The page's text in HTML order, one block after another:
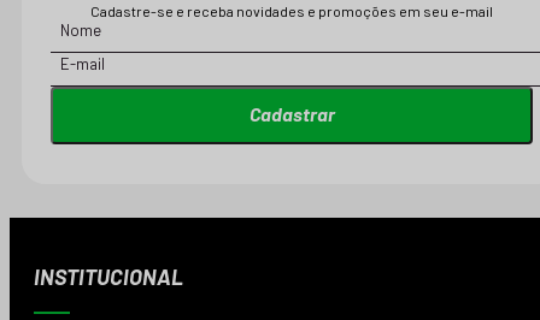
Cadastre-se e receba novidades e promoções em seu e-mail
Cadastrar
INSTITUCIONAL